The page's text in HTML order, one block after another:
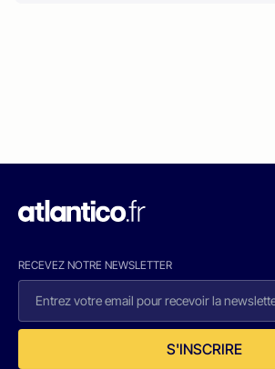
RECEVEZ NOTRE NEWSLETTER
S'INSCRIRE